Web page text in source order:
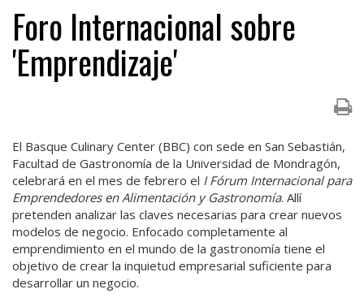
Foro Internacional sobre
'Emprendizaje'
El Basque Culinary Center (BBC) con sede en San Sebastián,
Facultad de Gastronomía de la Universidad de Mondragón,
celebrará en el mes de febrero el I Fórum Internacional para
Emprendedores en Alimentación y Gastronomía. Allí
pretenden analizar las claves necesarias para crear nuevos
modelos de negocio. Enfocado completamente al
emprendimiento en el mundo de la gastronomía tiene el
objetivo de crear la inquietud empresarial suficiente para
desarrollar un negocio.